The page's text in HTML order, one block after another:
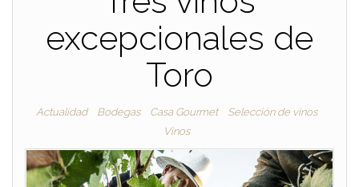
excepcionales de
Toro
Actualidad Bodegas Casa Gourmet
Selección de vinos
Vinos